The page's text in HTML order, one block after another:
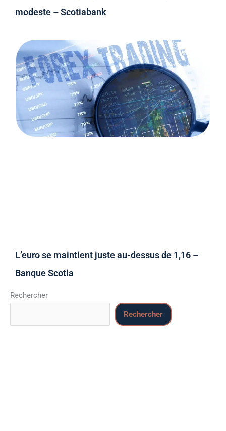
modeste – Scotiabank
L’euro se maintient juste au-dessus de 1,16 –
Banque Scotia
Rechercher
Rechercher